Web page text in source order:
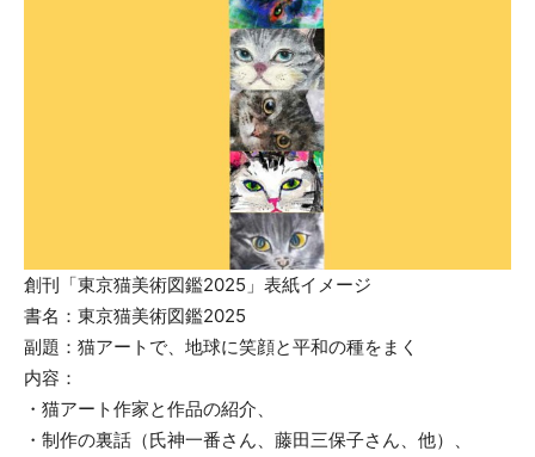
創刊「東京猫美術図鑑2025」表紙イメージ
書名：東京猫美術図鑑2025
副題：猫アートで、地球に笑顔と平和の種をまく
内容：
・猫アート作家と作品の紹介、
・制作の裏話（氏神一番さん、藤田三保子さん、他）、